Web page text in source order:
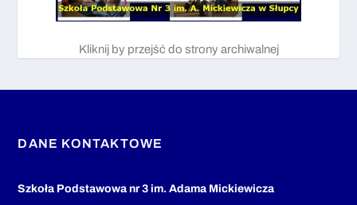
Kliknij by przejść do strony archiwalnej
DANE KONTAKTOWE
Szkoła Podstawowa nr 3 im. Adama Mickiewicza